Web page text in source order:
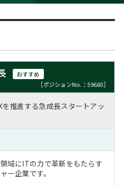
コンサ
キャリ
MBAの
おわり
日本か
パワー
おすすめ
［ポジションNo.：59680］
推進する急成長スタートアッ
域にITの力で革新をもたらす
ー企業です。